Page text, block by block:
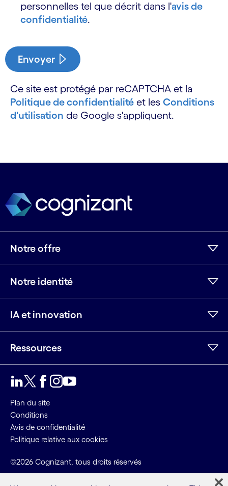
personnelles tel que décrit dans l'avis de
confidentialité.
Envoyer
Ce site est protégé par reCAPTCHA et la
Politique de confidentialité et les Conditions
d'utilisation de Google s'appliquent.
Notre offre
Notre identité
IA et innovation
Ressources
Plan du site
Conditions
Avis de confidentialité
Politique relative aux cookies
©2026 Cognizant, tous droits réservés